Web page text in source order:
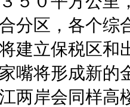
分区，各个综
建立保税区和
嘴将形成新的
两岸会同样高